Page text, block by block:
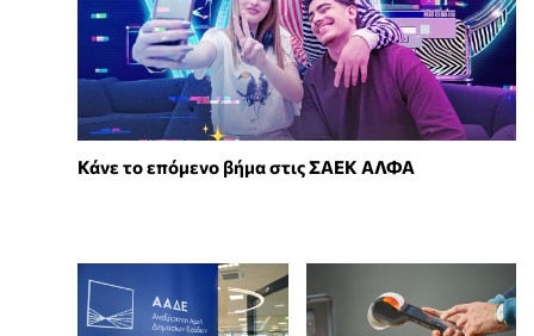
Κάνε το επόμενο βήμα στις ΣΑΕΚ ΑΛΦΑ